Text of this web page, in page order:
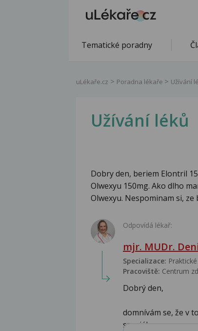
Tematické poradny
uLékaře.cz Poradna lékaře Užívání
Užívání léků
Dobry den, beriem Elontril
Olwexyu 150mg. Ako dlho
Olwexyu. Nespominam si,
Odpovídá lékař:
mjr. MUDr.
Specializace:
Pracoviště: Centrum
Dobrý den,
domnívám se, že v
speciál...